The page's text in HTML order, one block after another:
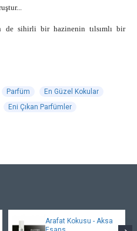
sihirli bir hazinenin tılsımlı bir
Parfüm
En Güzel Kokular
Eni Çıkan Parfümler
Arafat Kokusu - Aksa